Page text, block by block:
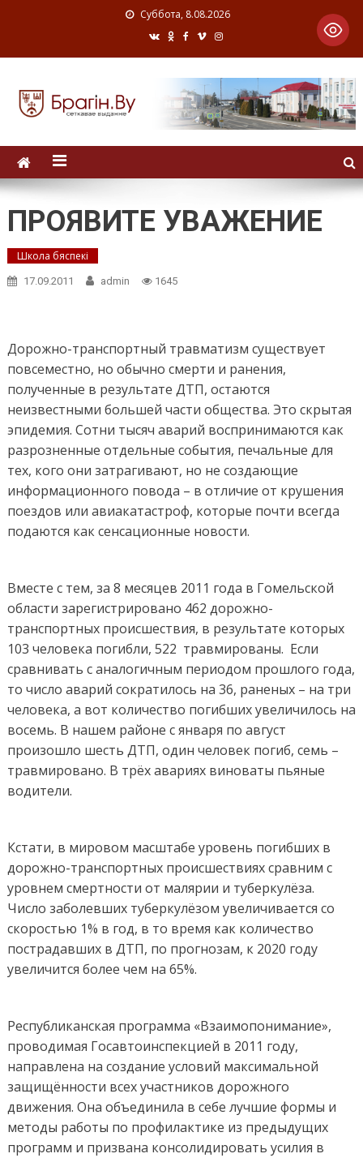
Суббота, 8.08.2026
ПРОЯВИТЕ УВАЖЕНИЕ
Школа бяспекі
17.09.2011 admin 1645
Дорожно-транспортный травматизм существует
повсеместно, но обычно смерти и ранения,
полученные в результате ДТП, остаются
неизвестными большей части общества. Это скрытая
эпидемия. Сотни тысяч аварий воспринимаются как
разрозненные отдельные события, печальные для
тех, кого они затрагивают, но не создающие
информационного повода – в отличие от крушения
поездов или авиакатастроф, которые почти всегда
подаются как сенсационные новости.
Вместе с тем, за 8 месяцев 2011 года в Гомельской
области зарегистрировано 462 дорожно-
транспортных происшествия, в результате которых
103 человека погибли, 522 травмированы. Если
сравнивать с аналогичным периодом прошлого года,
то число аварий сократилось на 36, раненых – на три
человека, а вот количество погибших увеличилось на
восемь. В нашем районе с января по август
произошло шесть ДТП, один человек погиб, семь –
травмировано. В трёх авариях виноваты пьяные
водители.
Кстати, в мировом масштабе уровень погибших в
дорожно-транспортных происшествиях сравним с
уровнем смертности от малярии и туберкулёза.
Число заболевших туберкулёзом увеличивается со
скоростью 1% в год, в то время как количество
пострадавших в ДТП, по прогнозам, к 2020 году
увеличится более чем на 65%.
Республиканская программа «Взаимопонимание»,
проводимая Госавтоинспекцией в 2011 году,
направлена на создание условий максимальной
защищённости всех участников дорожного
движения. Она объединила в себе лучшие формы и
методы работы по профилактике из предыдущих
программ и призвана консолидировать усилия в